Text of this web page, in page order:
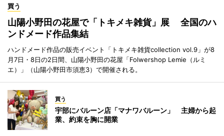
買う
山陽小野田の花屋で「トキメキ雑貨」展 全国のハ
ンドメード作品集結
ハンドメード作品の販売イベント「トキメキ雑貨collection vol.9」が8
月7日・8日の2日間、山陽小野田の花屋「Folwershop Lemie（ルミ
エ）」（山陽小野田市須恵3）で開催される。
買う
宇部にバルーン店「マナワバルーン」 主婦から起
業、約束を胸に開業